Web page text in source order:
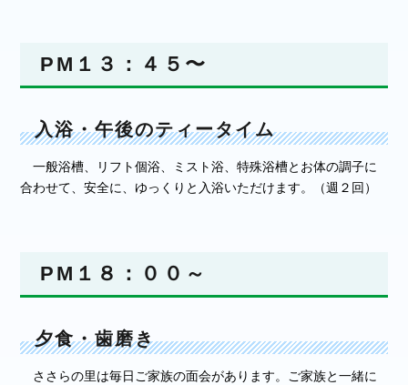
PM１３：４５〜
入浴・午後のティータイム
一般浴槽、リフト個浴、ミスト浴、特殊浴槽とお体の調子に
合わせて、安全に、ゆっくりと入浴いただけます。（週２回）
PM１８：００～
夕食・歯磨き
ささらの里は毎日ご家族の面会があります。ご家族と一緒に